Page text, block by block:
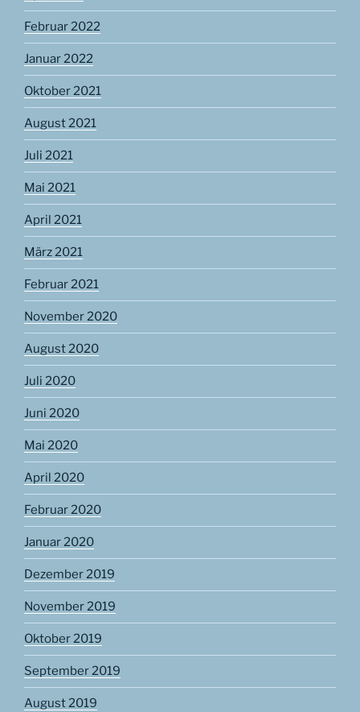
Februar 2022
Januar 2022
Oktober 2021
August 2021
Juli 2021
Mai 2021
April 2021
März 2021
Februar 2021
November 2020
August 2020
Juli 2020
Juni 2020
Mai 2020
April 2020
Februar 2020
Januar 2020
Dezember 2019
November 2019
Oktober 2019
September 2019
August 2019